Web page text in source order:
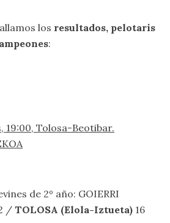
los resultados, pelotaris
:
19:00, Tolosa-Beotibar.
de 2º año: GOIERRI
/ TOLOSA (Elola-Iztueta) 16